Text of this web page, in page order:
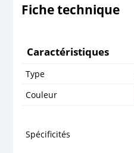
Fiche technique
Caractéristiques
Type
Couleur
Spécificités